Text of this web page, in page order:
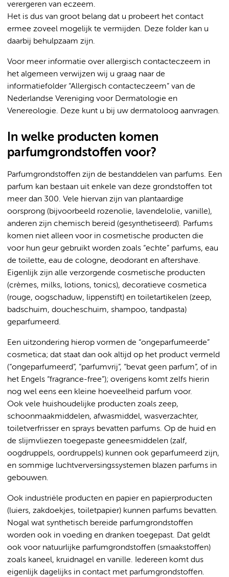
verergeren van eczeem.
Het is dus van groot belang dat u probeert het contact
ermee zoveel mogelijk te vermijden. Deze folder kan u
daarbij behulpzaam zijn.
Voor meer informatie over allergisch contacteczeem in
het algemeen verwijzen wij u graag naar de
informatiefolder “Allergisch contacteczeem” van de
Nederlandse Vereniging voor Dermatologie en
Venereologie. Deze kunt u bij uw dermatoloog aanvragen.
In welke producten komen
parfumgrondstoffen voor?
Parfumgrondstoffen zijn de bestanddelen van parfums. Een
parfum kan bestaan uit enkele van deze grondstoffen tot
meer dan 300. Vele hiervan zijn van plantaardige
oorsprong (bijvoorbeeld rozenolie, lavendelolie, vanille),
anderen zijn chemisch bereid (gesynthetiseerd). Parfums
komen niet alleen voor in cosmetische producten die
voor hun geur gebruikt worden zoals “echte” parfums, eau
de toilette, eau de cologne, deodorant en aftershave.
Eigenlijk zijn alle verzorgende cosmetische producten
(crèmes, milks, lotions, tonics), decoratieve cosmetica
(rouge, oogschaduw, lippenstift) en toiletartikelen (zeep,
badschuim, doucheschuim, shampoo, tandpasta)
geparfumeerd.
Een uitzondering hierop vormen de “ongeparfumeerde”
cosmetica; dat staat dan ook altijd op het product vermeld
(“ongeparfumeerd”, “parfumvrij”, “bevat geen parfum”, of in
het Engels “fragrance-free”); overigens komt zelfs hierin
nog wel eens een kleine hoeveelheid parfum voor.
Ook vele huishoudelijke producten zoals zeep,
schoonmaakmiddelen, afwasmiddel, wasverzachter,
toiletverfrisser en sprays bevatten parfums. Op de huid en
de slijmvliezen toegepaste geneesmiddelen (zalf,
oogdruppels, oordruppels) kunnen ook geparfumeerd zijn,
en sommige luchtverversingssystemen blazen parfums in
gebouwen.
Ook industriële producten en papier en papierproducten
(luiers, zakdoekjes, toiletpapier) kunnen parfums bevatten.
Nogal wat synthetisch bereide parfumgrondstoffen
worden ook in voeding en dranken toegepast. Dat geldt
ook voor natuurlijke parfumgrondstoffen (smaakstoffen)
zoals kaneel, kruidnagel en vanille. Iedereen komt dus
eigenlijk dagelijks in contact met parfumgrondstoffen.